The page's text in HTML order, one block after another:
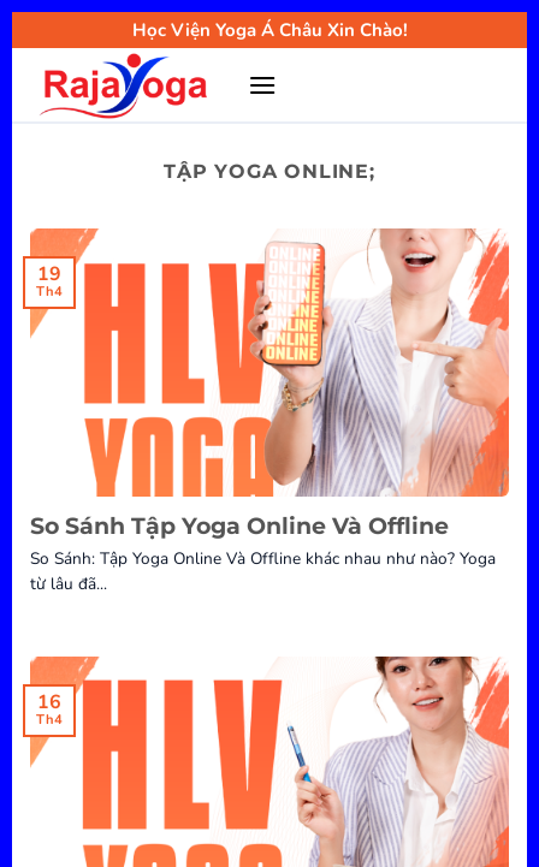
Bỏ
qua
nội
Học Viện Yoga Á Châu Xin Chào!
TẬP YOGA ONLINE;
So Sánh Tập Yoga Online Và Offline
So Sánh: Tập Yoga Online Và Offline khác nhau như nào? Yoga
từ lâu đã...
19
Th4
16
Th4